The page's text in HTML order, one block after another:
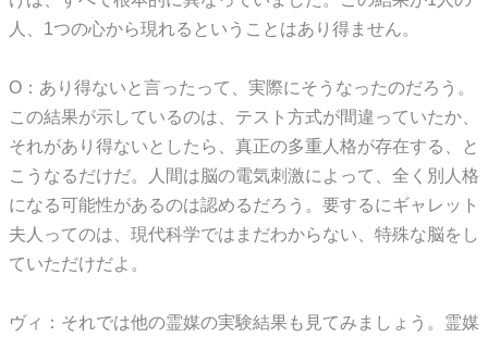
人、1つの心から現れるということはあり得ません。
O：あり得ないと言ったって、実際にそうなったのだろう。
この結果が示しているのは、テスト方式が間違っていたか、
それがあり得ないとしたら、真正の多重人格が存在する、と
こうなるだけだ。人間は脳の電気刺激によって、全く別人格
になる可能性があるのは認めるだろう。要するにギャレット
夫人ってのは、現代科学ではまだわからない、特殊な脳をし
ていただけだよ。
ヴィ：それでは他の霊媒の実験結果も見てみましょう。霊媒